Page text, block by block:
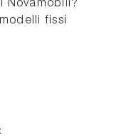
Novamobili?
fissi